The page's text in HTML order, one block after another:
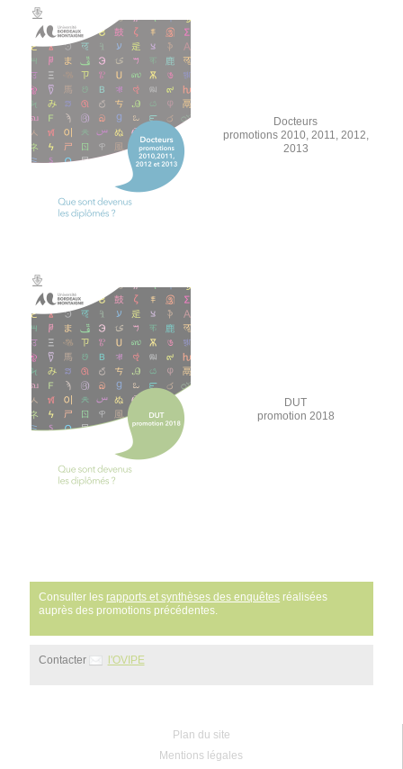
Docteurs
promotions 2010, 2011, 2012,
2013
DUT
promotion 2018
Consulter les rapports et synthèses des enquêtes réalisées
auprès des promotions précédentes.
Contacter l'OVIPE
Plan du site
Mentions légales